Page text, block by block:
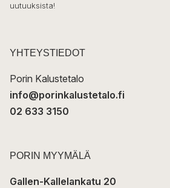
k
t
uutuuksista!
YHTEYSTIEDOT
Porin Kalustetalo
info@porinkalustetalo.fi
02 633 3150
PORIN MYYMÄLÄ
Gallen-Kallelankatu 20